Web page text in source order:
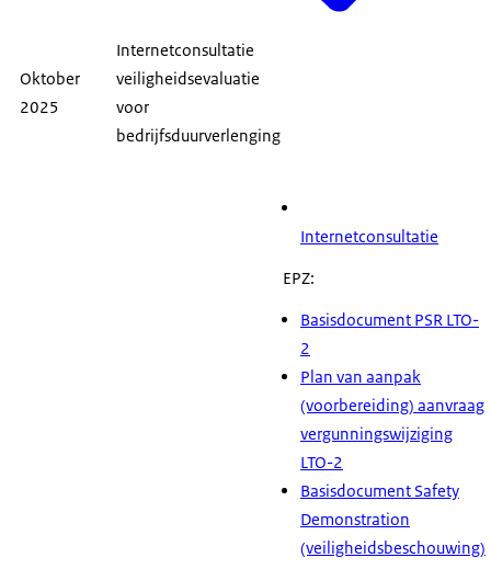
Oktober
2025
Internetconsultatie
veiligheidsevaluatie
voor
bedrijfsduurverlenging
Internetconsultatie
EPZ:
Basisdocument PSR LTO-
2
Plan van aanpak
(voorbereiding) aanvraag
vergunningswijziging
LTO-2
Basisdocument Safety
Demonstration
(veiligheidsbeschouwing)